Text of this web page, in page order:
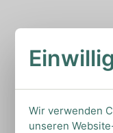
Wir verwenden
unseren